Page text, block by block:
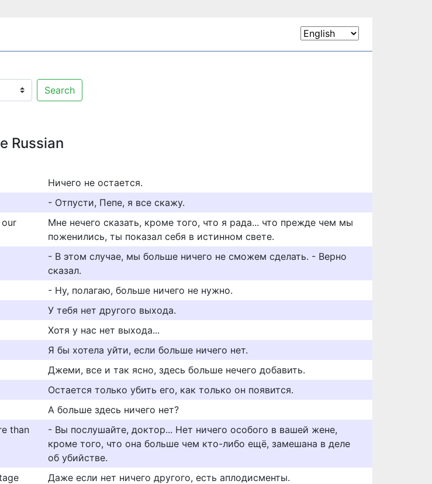
Search
Russian
Ничего не остается.
- Отпусти, Пепе, я все скажу.
Мне нечего сказать, кроме того, что я рада... что прежде чем мы
поженились, ты показал себя в истинном свете.
- В этом случае, мы больше ничего не сможем сделать. - Верно
сказал.
- Ну, полагаю, больше ничего не нужно.
У тебя нет другого выхода.
Хотя у нас нет выхода...
Я бы хотела уйти, если больше ничего нет.
Джеми, все и так ясно, здесь больше нечего добавить.
Остается только убить его, как только он появится.
А больше здесь ничего нет?
than
- Вы послушайте, доктор... Нет ничего особого в вашей жене,
кроме того, что она больше чем кто-либо ещё, замешана в деле
об убийстве.
Даже если нет ничего другого, есть аплодисменты.